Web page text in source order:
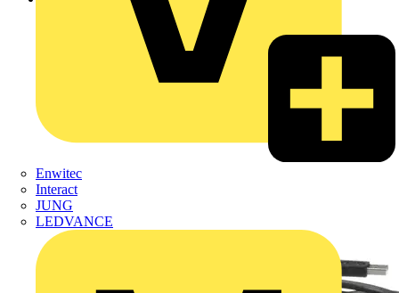
Enwitec
Interact
JUNG
LEDVANCE
Zurück zu Produkte